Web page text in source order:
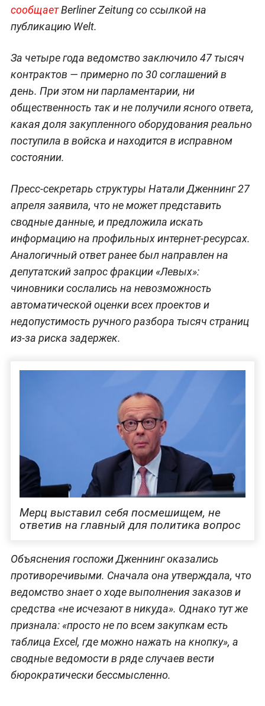
сообщаетBerliner Zeitung со ссылкой на
публикацию Welt.
За четыре года ведомство заключило 47 тысяч
контрактов — примерно по 30 соглашений в
день. При этом ни парламентарии, ни
общественность так и не получили ясного ответа,
какая доля закупленного оборудования реально
поступила в войска и находится в исправном
состоянии.
Пресс-секретарь структуры Натали Дженнинг 27
апреля заявила, что не может представить
сводные данные, и предложила искать
информацию на профильных интернет-ресурсах.
Аналогичный ответ ранее был направлен на
депутатский запрос фракции «Левых»:
чиновники сослались на невозможность
автоматической оценки всех проектов и
недопустимость ручного разбора тысяч страниц
из-за риска задержек.
Мерц выставил себя посмешищем, не
ответив на главный для политика вопрос
Объяснения госпожи Дженнинг оказались
противоречивыми. Сначала она утверждала, что
ведомство знает о ходе выполнения заказов и
средства «не исчезают в никуда». Однако тут же
признала: «просто не по всем закупкам есть
таблица Excel, где можно нажать на кнопку», а
сводные ведомости в ряде случаев вести
бюрократически бессмысленно.